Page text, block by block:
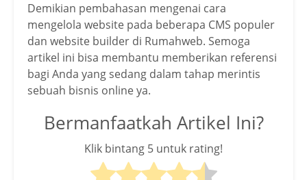
Demikian pembahasan mengenai cara
mengelola website pada beberapa CMS populer
dan website builder di Rumahweb. Semoga
artikel ini bisa membantu memberikan referensi
bagi Anda yang sedang dalam tahap merintis
sebuah bisnis online ya.
Bermanfaatkah Artikel Ini?
Klik bintang 5 untuk rating!